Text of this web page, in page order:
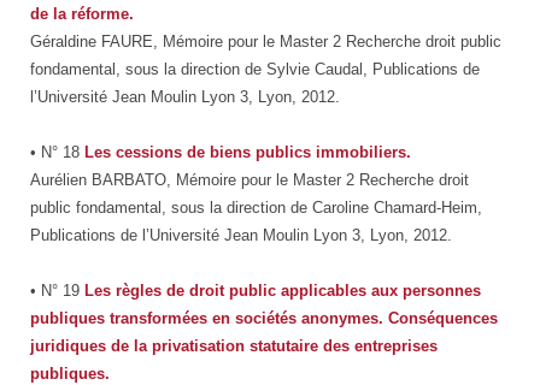
de la réforme.
Géraldine FAURE, Mémoire pour le Master 2 Recherche droit public
fondamental, sous la direction de Sylvie Caudal, Publications de
l’Université Jean Moulin Lyon 3, Lyon, 2012.
• N° 18 Les cessions de biens publics immobiliers.
Aurélien BARBATO, Mémoire pour le Master 2 Recherche droit
public fondamental, sous la direction de Caroline Chamard-Heim,
Publications de l’Université Jean Moulin Lyon 3, Lyon, 2012.
• N° 19 Les règles de droit public applicables aux personnes
publiques transformées en sociétés anonymes. Conséquences
juridiques de la privatisation statutaire des entreprises
publiques.